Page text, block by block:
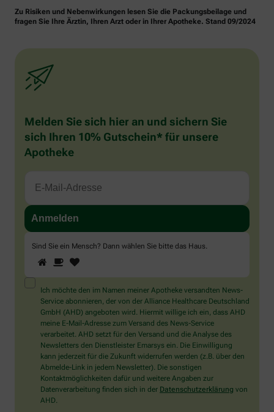
Zu Risiken und Nebenwirkungen lesen Sie die Packungsbeilage und
fragen Sie Ihre Ärztin, Ihren Arzt oder in Ihrer Apotheke. Stand 09/2024
Melden Sie sich hier an und sichern Sie
sich Ihren 10% Gutschein* für unsere
Apotheke
Sind Sie ein Mensch? Dann wählen Sie bitte das Haus.
Sind
Sie
ein
Mensch?
Dann
wählen
Sie
bitte
das
Haus.
1 2
Ich möchte den im Namen meiner Apotheke versandten News-
Service abonnieren, der von der Alliance Healthcare Deutschland
GmbH (AHD) angeboten wird. Hiermit willige ich ein, dass AHD
meine E-Mail-Adresse zum Versand des News-Service
verarbeitet. AHD setzt für den Versand und die Analyse des
Newsletters den Dienstleister Emarsys ein. Die Einwilligung
kann jederzeit für die Zukunft widerrufen werden (z.B. über den
Abmelde-Link in jedem Newsletter). Die sonstigen
Kontaktmöglichkeiten dafür und weitere Angaben zur
Datenverarbeitung finden sich in der Datenschutzerklärung von
AHD.